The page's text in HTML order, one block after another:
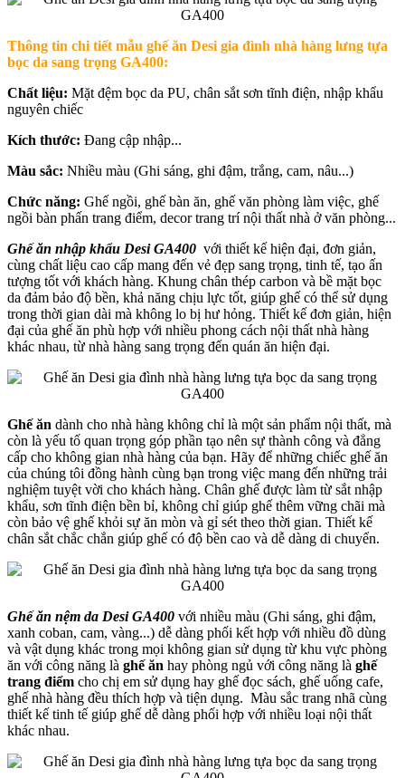
Thông tin chi tiết mẫu ghế ăn Desi gia đình nhà hàng lưng tựa
bọc da sang trọng GA400:
Chất liệu: Mặt đệm bọc da PU, chân sắt sơn tĩnh điện, nhập khẩu
nguyên chiếc
Kích thước: Đang cập nhập...
Màu sắc: Nhiều màu (Ghi sáng, ghi đậm, trắng, cam, nâu...)
Chức năng: Ghế ngồi, ghế bàn ăn, ghế văn phòng làm việc, ghế
ngồi bàn phấn trang điểm, decor trang trí nội thất nhà ở văn phòng...
Ghế ăn nhập khẩu Desi GA400 với thiết kế hiện đại, đơn giản,
cùng chất liệu cao cấp mang đến vẻ đẹp sang trọng, tinh tế, tạo ấn
tượng tốt với khách hàng. Khung chân thép carbon và bề mặt bọc
da đảm bảo độ bền, khả năng chịu lực tốt, giúp ghế có thể sử dụng
trong thời gian dài mà không lo bị hư hỏng. Thiết kế đơn giản, hiện
đại của ghế ăn phù hợp với nhiều phong cách nội thất nhà hàng
khác nhau, từ nhà hàng sang trọng đến quán ăn hiện đại.
Ghế ăn dành cho nhà hàng không chỉ là một sản phẩm nội thất, mà
còn là yếu tố quan trọng góp phần tạo nên sự thành công và đẳng
cấp cho không gian nhà hàng của bạn. Hãy để những chiếc ghế ăn
của chúng tôi đồng hành cùng bạn trong việc mang đến những trải
nghiệm tuyệt vời cho khách hàng. Chân ghế được làm từ sắt nhập
khẩu, sơn tĩnh điện bền bỉ, không chỉ giúp ghế thêm vững chãi mà
còn bảo vệ ghế khỏi sự ăn mòn và gỉ sét theo thời gian. Thiết kế
chân sắt chắc chắn giúp ghế có độ bền cao và dễ dàng di chuyển.
Ghế ăn nệm da Desi GA400 với nhiều màu (Ghi sáng, ghi đậm,
xanh coban, cam, vàng...) dễ dàng phối kết hợp với nhiều đồ dùng
và vật dụng khác trong mọi không gian sử dụng từ khu vực phòng
ăn với công năng là ghế ăn hay phòng ngủ với công năng là ghế
trang điểm cho chị em sử dụng hay ghế đọc sách, ghế uống cafe,
ghế nhà hàng đều thích hợp và tiện dụng. Màu sắc trang nhã cùng
thiết kế tinh tế giúp ghế dễ dàng phối hợp với nhiều loại nội thất
khác nhau.